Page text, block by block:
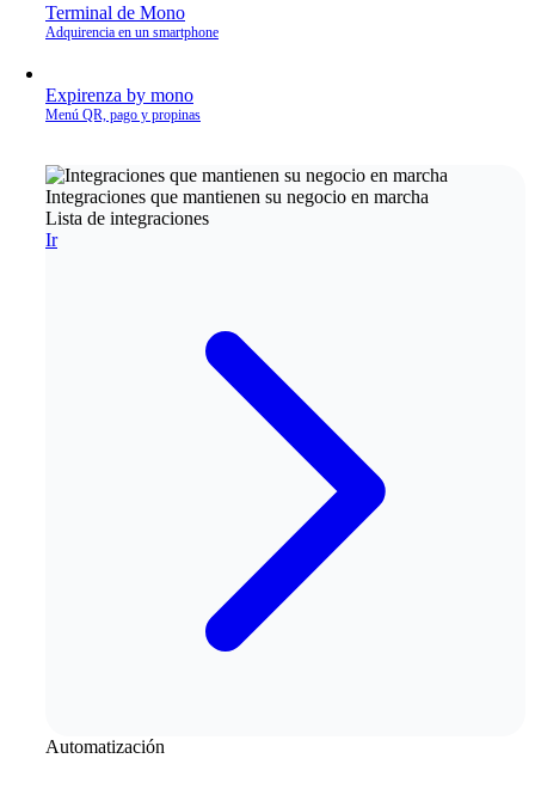
Terminal de Mono
Adquirencia en un smartphone
Expirenza by mono
Menú QR, pago y propinas
Integraciones que mantienen su negocio en marcha
Lista de integraciones
Ir
Automatización